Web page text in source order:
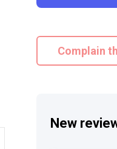
Complain
New